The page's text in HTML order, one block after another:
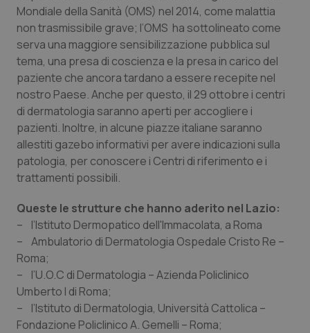
Tiroide
Tumore al seno
Tumore ovarico
Tumori del Polmone & Testa Collo
Tumori gastrointestinali
Ulcera & Reflusso
Vaccini
Mondiale della Sanità (OMS) nel 2014, come malattia
non trasmissibile grave; l’OMS ha sottolineato come
serva una maggiore sensibilizzazione pubblica sul
tema, una presa di coscienza e la presa in carico del
paziente che ancora tardano a essere recepite nel
nostro Paese. Anche per questo, il 29 ottobre i centri
di dermatologia saranno aperti per accogliere i
pazienti. Inoltre, in alcune piazze italiane saranno
allestiti gazebo informativi per avere indicazioni sulla
patologia, per conoscere i Centri di riferimento e i
trattamenti possibili.
Queste le strutture che hanno aderito nel Lazio:
– l’Istituto Dermopatico dell'Immacolata, a Roma
– Ambulatorio di Dermatologia Ospedale Cristo Re –
Roma;
– l’U.O.C di Dermatologia – Azienda Policlinico
Umberto I di Roma;
– l’Istituto di Dermatologia, Università Cattolica –
Fondazione Policlinico A. Gemelli – Roma;